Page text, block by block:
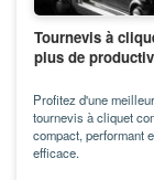
Tournevis à
plus de
Profitez d'une
tournevis à cliquet
compact, performant
efficace.